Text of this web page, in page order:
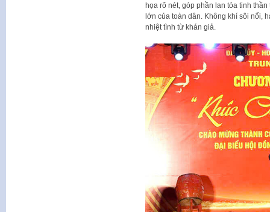
họa rõ nét, góp phần lan tỏa tinh
lớn của toàn dân. Không khí sôi nổi,
nhiệt tình từ khán giả.